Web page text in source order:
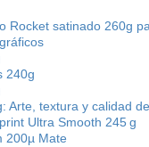
Rocket satinado 260g
240g
Arte, textura y calidad
Ultra Smooth 245 g
200µ Mate